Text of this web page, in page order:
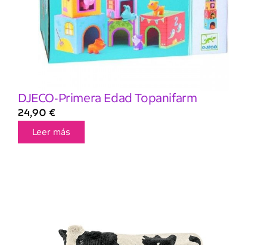
DJECO-Primera Edad Topanifarm
24,90 €
Leer más